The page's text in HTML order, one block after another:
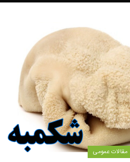
مقالات عمومی